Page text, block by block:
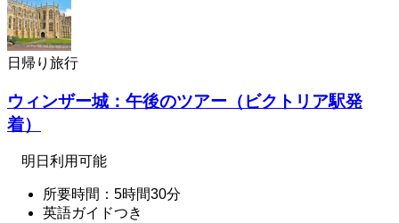
日帰り旅行
ウィンザー城：午後のツアー（ビクトリア駅発
着）
明日利用可能
所要時間：5時間30分
英語ガイドつき